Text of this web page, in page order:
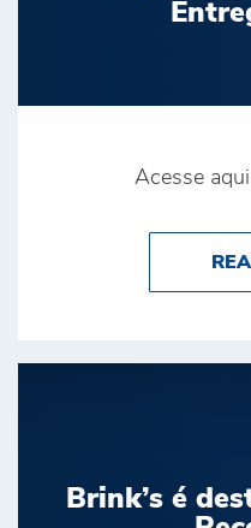
Acesse
Brink’s é